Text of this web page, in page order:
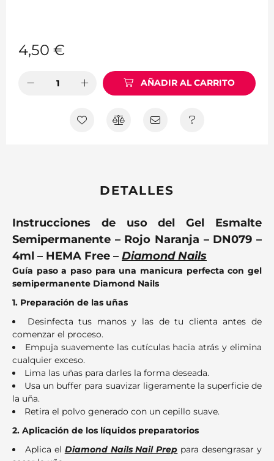
4,50 €
AÑADIR AL CARRITO
DETALLES
Instrucciones de uso del Gel Esmalte
Semipermanente – Rojo Naranja – DN079 –
4ml – HEMA Free – Diamond Nails
Guía paso a paso para una manicura perfecta con gel
semipermanente Diamond Nails
1. Preparación de las uñas
Desinfecta tus manos y las de tu clienta antes de
comenzar el proceso.
Empuja suavemente las cutículas hacia atrás y elimina
cualquier exceso.
Lima las uñas para darles la forma deseada.
Usa un buffer para suavizar ligeramente la superficie de
la uña.
Retira el polvo generado con un cepillo suave.
2. Aplicación de los líquidos preparatorios
Aplica el Diamond Nails Nail Prep para desengrasar y